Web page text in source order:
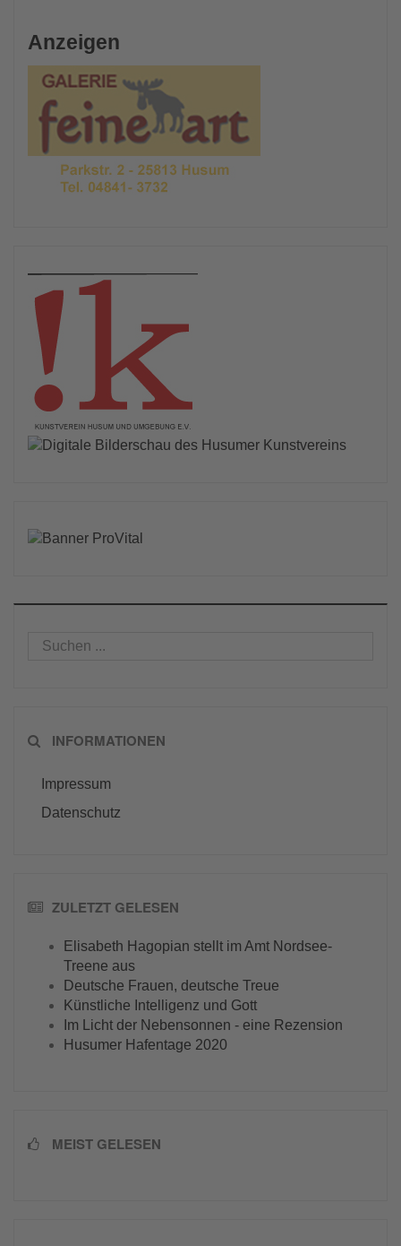
Anzeigen
INFORMATIONEN
Impressum
Datenschutz
ZULETZT GELESEN
Elisabeth Hagopian stellt im Amt Nordsee-
Treene aus
Deutsche Frauen, deutsche Treue
Künstliche Intelligenz und Gott
Im Licht der Nebensonnen - eine Rezension
Husumer Hafentage 2020
MEIST GELESEN